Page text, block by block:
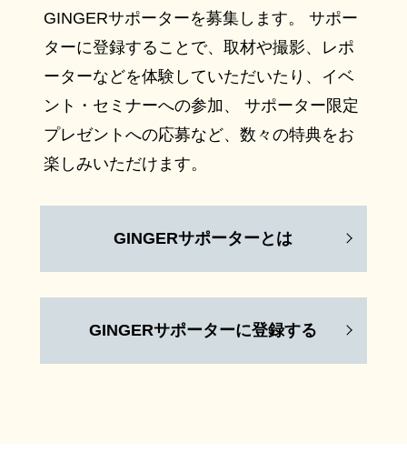
GINGERサポーターを募集します。 サポー
ターに登録することで、取材や撮影、レポ
ーターなどを体験していただいたり、イベ
ント・セミナーへの参加、 サポーター限定
プレゼントへの応募など、数々の特典をお
楽しみいただけます。
GINGERサポーターとは
GINGERサポーターに登録する